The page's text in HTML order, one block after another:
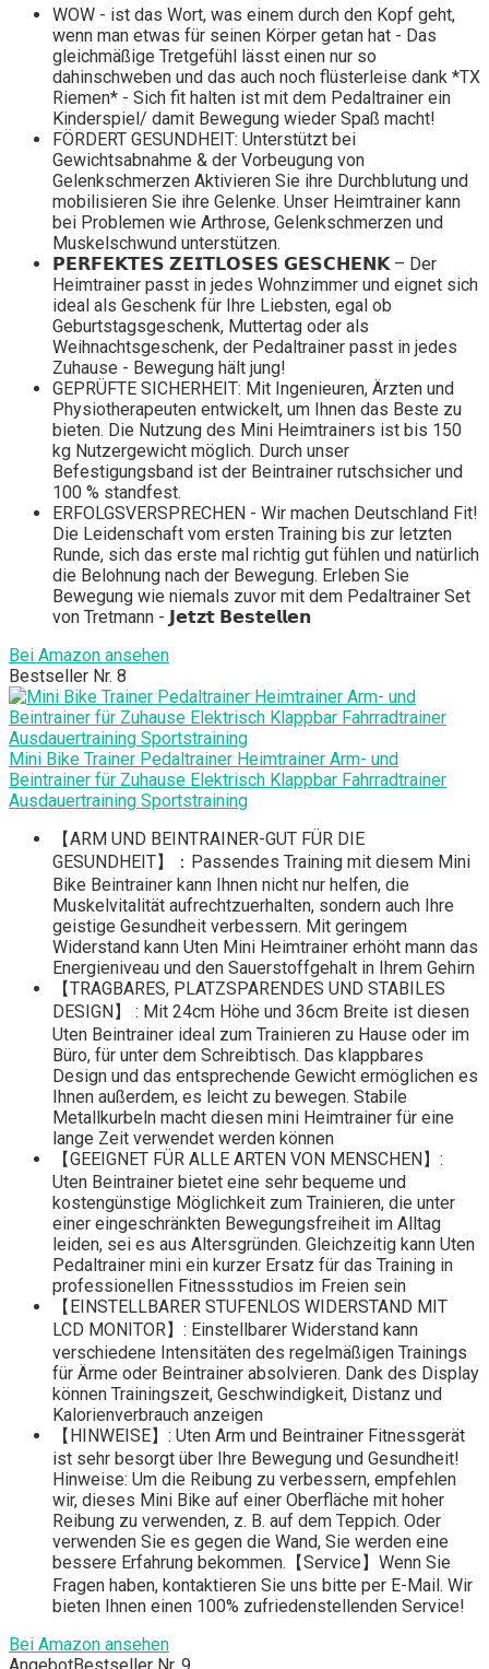
WOW - ist das Wort, was einem durch den Kopf geht,
wenn man etwas für seinen Körper getan hat - Das
gleichmäßige Tretgefühl lässt einen nur so
dahinschweben und das auch noch flüsterleise dank *TX
Riemen* - Sich fit halten ist mit dem Pedaltrainer ein
Kinderspiel/ damit Bewegung wieder Spaß macht!
FÖRDERT GESUNDHEIT: Unterstützt bei
Gewichtsabnahme & der Vorbeugung von
Gelenkschmerzen Aktivieren Sie ihre Durchblutung und
mobilisieren Sie ihre Gelenke. Unser Heimtrainer kann
bei Problemen wie Arthrose, Gelenkschmerzen und
Muskelschwund unterstützen.
𝗣𝗘𝗥𝗙𝗘𝗞𝗧𝗘𝗦 𝗭𝗘𝗜𝗧𝗟𝗢𝗦𝗘𝗦 𝗚𝗘𝗦𝗖𝗛𝗘𝗡𝗞 – Der
Heimtrainer passt in jedes Wohnzimmer und eignet sich
ideal als Geschenk für Ihre Liebsten, egal ob
Geburtstagsgeschenk, Muttertag oder als
Weihnachtsgeschenk, der Pedaltrainer passt in jedes
Zuhause - Bewegung hält jung!
GEPRÜFTE SICHERHEIT: Mit Ingenieuren, Ärzten und
Physiotherapeuten entwickelt, um Ihnen das Beste zu
bieten. Die Nutzung des Mini Heimtrainers ist bis 150
kg Nutzergewicht möglich. Durch unser
Befestigungsband ist der Beintrainer rutschsicher und
100 % standfest.
ERFOLGSVERSPRECHEN - Wir machen Deutschland Fit!
Die Leidenschaft vom ersten Training bis zur letzten
Runde, sich das erste mal richtig gut fühlen und natürlich
die Belohnung nach der Bewegung. Erleben Sie
Bewegung wie niemals zuvor mit dem Pedaltrainer Set
von Tretmann - 𝗝𝗲𝘁𝘇𝘁 𝗕𝗲𝘀𝘁𝗲𝗹𝗹𝗲𝗻
Bei Amazon ansehen
Bestseller Nr. 8
Mini Bike Trainer Pedaltrainer Heimtrainer Arm- und
Beintrainer für Zuhause Elektrisch Klappbar Fahrradtrainer
Ausdauertraining Sportstraining
【ARM UND BEINTRAINER-GUT FÜR DIE
GESUNDHEIT】：Passendes Training mit diesem Mini
Bike Beintrainer kann Ihnen nicht nur helfen, die
Muskelvitalität aufrechtzuerhalten, sondern auch Ihre
geistige Gesundheit verbessern. Mit geringem
Widerstand kann Uten Mini Heimtrainer erhöht mann das
Energieniveau und den Sauerstoffgehalt in Ihrem Gehirn
【TRAGBARES, PLATZSPARENDES UND STABILES
DESIGN】 : Mit 24cm Höhe und 36cm Breite ist diesen
Uten Beintrainer ideal zum Trainieren zu Hause oder im
Büro, für unter dem Schreibtisch. Das klappbares
Design und das entsprechende Gewicht ermöglichen es
Ihnen außerdem, es leicht zu bewegen. Stabile
Metallkurbeln macht diesen mini Heimtrainer für eine
lange Zeit verwendet werden können
【GEEIGNET FÜR ALLE ARTEN VON MENSCHEN】:
Uten Beintrainer bietet eine sehr bequeme und
kostengünstige Möglichkeit zum Trainieren, die unter
einer eingeschränkten Bewegungsfreiheit im Alltag
leiden, sei es aus Altersgründen. Gleichzeitig kann Uten
Pedaltrainer mini ein kurzer Ersatz für das Training in
professionellen Fitnessstudios im Freien sein
【EINSTELLBARER STUFENLOS WIDERSTAND MIT
LCD MONITOR】: Einstellbarer Widerstand kann
verschiedene Intensitäten des regelmäßigen Trainings
für Ärme oder Beintrainer absolvieren. Dank des Display
können Trainingszeit, Geschwindigkeit, Distanz und
Kalorienverbrauch anzeigen
【HINWEISE】: Uten Arm und Beintrainer Fitnessgerät
ist sehr besorgt über Ihre Bewegung und Gesundheit!
Hinweise: Um die Reibung zu verbessern, empfehlen
wir, dieses Mini Bike auf einer Oberfläche mit hoher
Reibung zu verwenden, z. B. auf dem Teppich. Oder
verwenden Sie es gegen die Wand, Sie werden eine
bessere Erfahrung bekommen.【Service】Wenn Sie
Fragen haben, kontaktieren Sie uns bitte per E-Mail. Wir
bieten Ihnen einen 100% zufriedenstellenden Service!
Bei Amazon ansehen